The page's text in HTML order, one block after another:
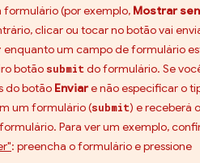
(por exemplo, Mostrar
clicar ou tocar no botão vai
enquanto um campo de formulário
botão submit do formulário. Se
do botão Enviare não especificar o
um formulário (submit) e receberá o
Para ver um exemplo,
: preencha o formulário e pressione